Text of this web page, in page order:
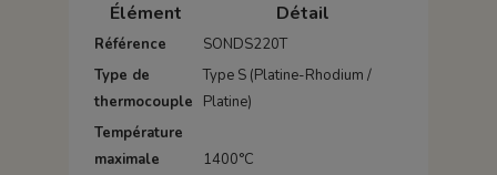
Élément Détail
Référence
SONDS220T
Type de
thermocouple
Type S (Platine-Rhodium /
Platine)
Température
maximale
1400°C